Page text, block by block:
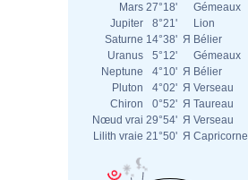
Mars 27°18'
Gémeaux
Jupiter
8°21'
Lion
Saturne 14°38' Я Bélier
Uranus
5°12'
Gémeaux
Neptune
4°10' Я Bélier
Pluton
4°02' Я Verseau
Chiron
0°52' Я Taureau
Nœud vrai 29°54' Я Verseau
Lilith vraie 21°50' Я Capricorne